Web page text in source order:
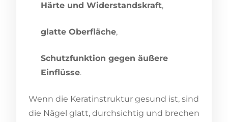
Härte und Widerstandskraft,
glatte Oberfläche,
Schutzfunktion gegen äußere
Einflüsse.
Wenn die Keratinstruktur gesund ist, sind
die Nägel glatt, durchsichtig und brechen